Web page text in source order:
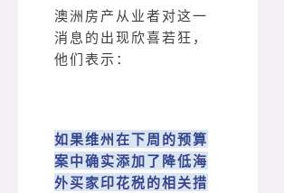
澳洲房产从业者对这一
消息的出现欣喜若狂，
他们表示：
如果维州在下周的预算
案中确实添加了降低海
外买家印花税的相关措